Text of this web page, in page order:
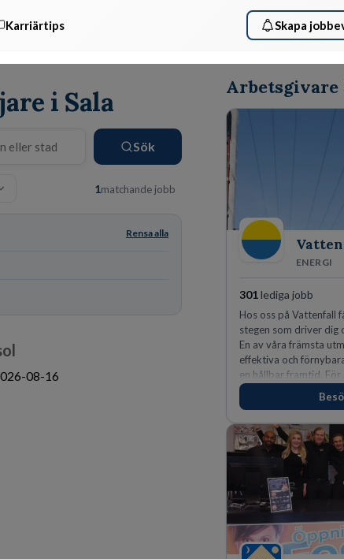
Karriärtips Skapa
i Sala
Sök
1matchande jobb
Rensa alla
08-16
Arbetsgivare
ENERGI
301lediga jobb
Hos oss på Vattenfall
stegen som driver dig
En av våra främsta
effektiva och
en hållbar framtid.
fler medarbetare som